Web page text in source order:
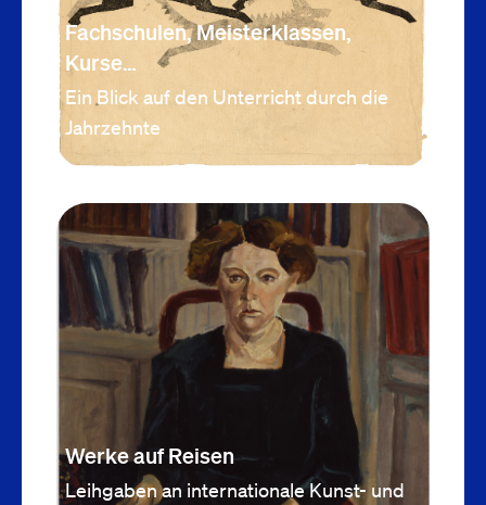
Fachschulen, Meisterklassen,
Kurse…
Ein Blick auf den Unterricht durch die
Jahrzehnte
Werke auf Reisen
Leihgaben an internationale Kunst- und